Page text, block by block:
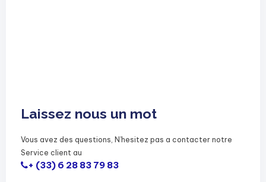
Laissez nous un mot
Vous avez des questions, N’hesitez pas a contacter notre
Service client au
+ (33) 6 28 83 79 83